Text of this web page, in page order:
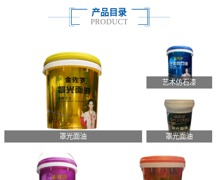
产品目录
PRODUCT
罩光面油
艺术仿石漆
罩光面油